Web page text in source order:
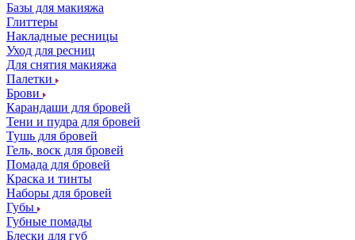
Базы для макияжа
Глиттеры
Накладные ресницы
Уход для ресниц
Для снятия макияжа
Палетки
Брови
Карандаши для бровей
Тени и пудра для бровей
Тушь для бровей
Гель, воск для бровей
Помада для бровей
Краска и тинты
Наборы для бровей
Губы
Губные помады
Блески для губ